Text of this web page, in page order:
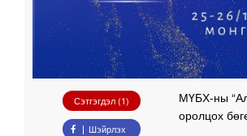
Сэтгэгдэл (1)
Шэйрлэх
МҮБХ-ны
оролцох